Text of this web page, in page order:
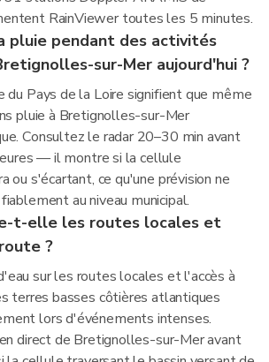
RainViewer toutes les 5 minutes.
pluie pendant des activités
sur-Mer aujourd'hui ?
du Pays de la Loire signifient que même
pluie à Bretignolles-sur-Mer
Consultez le radar 20–30 min avant
— il montre si la cellule
ou s'écartant, ce qu'une prévision ne
au niveau municipal.
t-elle les routes locales et
?
sur les routes locales et l'accès à
terres basses côtières atlantiques
lors d'événements intenses.
direct de Bretignolles-sur-Mer avant